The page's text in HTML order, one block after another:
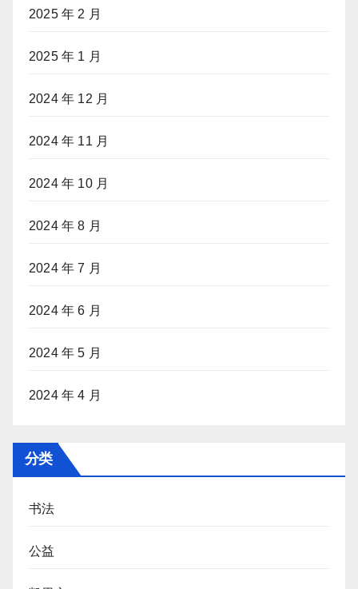
2025 年 2 月
2025 年 1 月
2024 年 12 月
2024 年 11 月
2024 年 10 月
2024 年 8 月
2024 年 7 月
2024 年 6 月
2024 年 5 月
2024 年 4 月
分类
书法
公益